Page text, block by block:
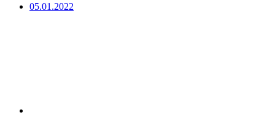
05.01.2022